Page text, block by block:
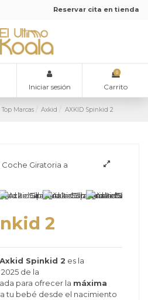
Reservar cita en tienda
Iniciar sesión
0
Carrito
Top Marcas Axkid AXKID Spinkid 2
2
Axkid Spinkid 2 es la
de la
para ofrecer la máxima
a tu bebé desde el nacimiento